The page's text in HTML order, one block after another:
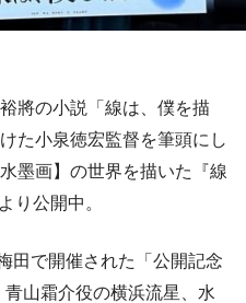
將の小説「線は、僕を描
た小泉徳宏監督を筆頭にし
墨画】の世界を描いた『線
り公開中。
田で開催された「公開記念
山霜介役の横浜流星、水